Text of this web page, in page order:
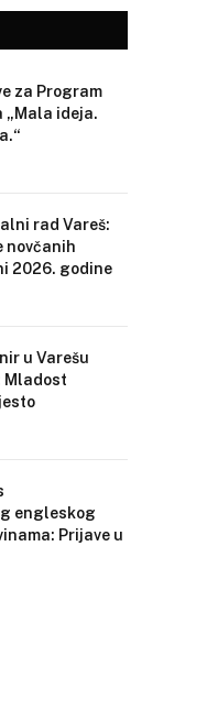
za Program
ideja.
rad Vareš:
novčanih
2026. godine
u Varešu
Mladost
engleskog
Prijave u